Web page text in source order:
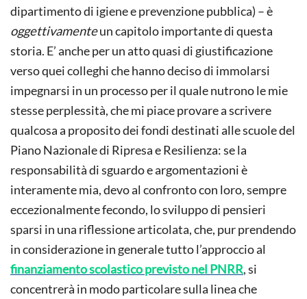
dipartimento di igiene e prevenzione pubblica) – è
oggettivamenteun capitolo importante di questa
storia. E’ anche per un atto quasi di giustificazione
verso quei colleghi che hanno deciso di immolarsi
impegnarsi in un processo per il quale nutrono le mie
stesse perplessità, che mi piace provare a scrivere
qualcosa a proposito dei fondi destinati alle scuole del
Piano Nazionale di Ripresa e Resilienza: se la
responsabilità di sguardo e argomentazioni è
interamente mia, devo al confronto con loro, sempre
eccezionalmente fecondo, lo sviluppo di pensieri
sparsi in una riflessione articolata, che, pur prendendo
in considerazione in generale tutto l’approccio al
finanziamento scolastico previsto nel PNRR, si
concentrerà in modo particolare sulla linea che